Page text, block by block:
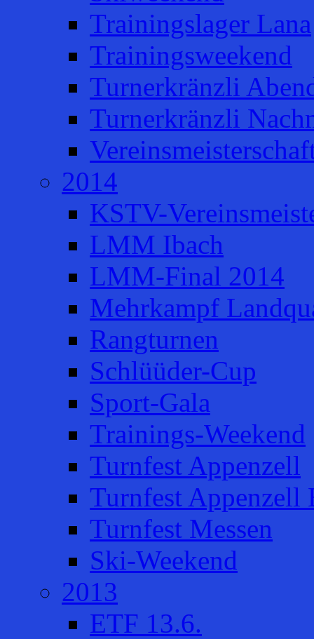
Trainingslager Lana
Trainingsweekend
Turnerkränzli
Turnerkränzli
2014
KSTV-
LMM Ibach
LMM-Final 2014
Mehrkampf
Rangturnen
Schlüüder-Cup
Sport-Gala
Trainings-Weekend
Turnfest Appenzell
Turnfest Appenzell
Turnfest Messen
Ski-Weekend
2013
ETF 13.6.